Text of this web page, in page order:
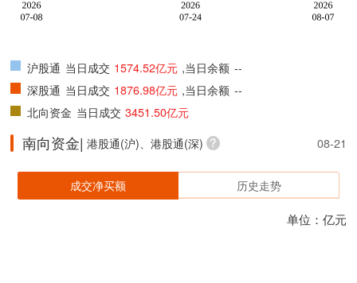
沪股通 当日成交 1574.52亿元 ,当日余额 --
深股通 当日成交 1876.98亿元 ,当日余额 --
北向资金 当日成交 3451.50亿元
南向资金| 港股通(沪)、港股通(深) 08-21
成交净买额 历史走势
单位：亿元